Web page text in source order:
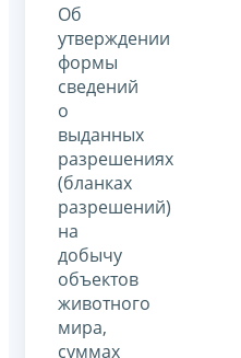
Об
утверждении
формы
сведений
о
выданных
разрешениях
(бланках
разрешений)
на
добычу
объектов
животного
мира,
суммах